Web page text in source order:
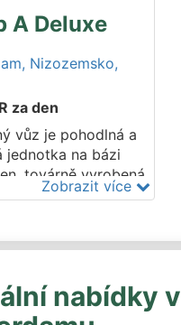
nebo Mercedes-
A Deluxe
Nizozemsko,
za den
vůz je pohodlná a
jednotka na bázi
továrně vyrobená
motorem o
ubytování
na řízení, ale
velké pro život.
Zobrazit více
nabídky v